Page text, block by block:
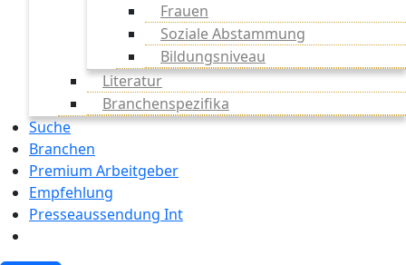
Frauen
Soziale Abstammung
Bildungsniveau
Literatur
Branchenspezifika
Suche
Branchen
Premium Arbeitgeber
Empfehlung
Presseaussendung Int